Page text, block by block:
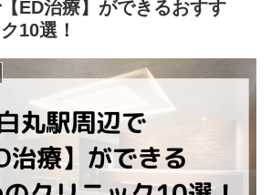
ED治療】ができるおすす
10選！